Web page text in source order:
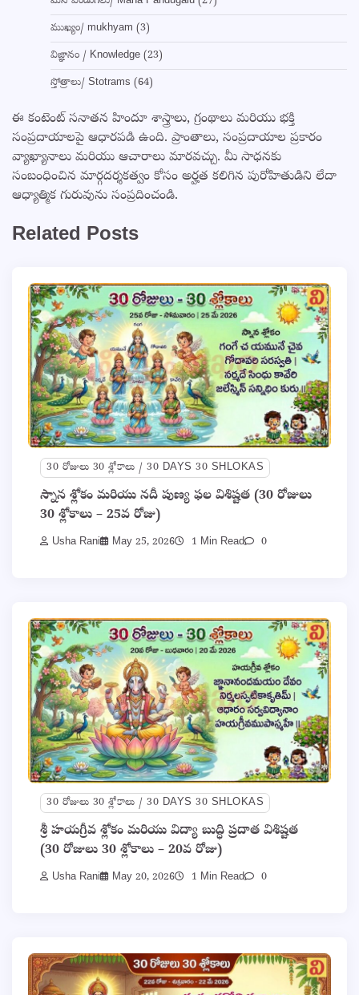
ముఖ్యం/ mukhyam (3)
విజ్ఞానం / Knowledge (23)
స్తోత్రాలు/ Stotrams (64)
ఈ కంటెంట్ సనాతన హిందూ శాస్త్రాలు, గ్రంథాలు మరియు భక్తి
సంప్రదాయాలపై ఆధారపడి ఉంది. ప్రాంతాలు, సంప్రదాయాల ప్రకారం
వ్యాఖ్యానాలు మరియు ఆచారాలు మారవచ్చు. మీ సాధనకు
సంబంధించిన మార్గదర్శకత్వం కోసం అర్హత కలిగిన పురోహితుడిని లేదా
ఆధ్యాత్మిక గురువును సంప్రదించండి.
Related Posts
30 రోజులు 30 శ్లోకాలు / 30 DAYS 30 SHLOKAS
స్నాన శ్లోకం మరియు నదీ పుణ్య ఫల విశిష్టత (30 రోజులు
30 శ్లోకాలు – 25వ రోజు)
Usha Rani May 25, 2026 1 Min Read 0
30 రోజులు 30 శ్లోకాలు / 30 DAYS 30 SHLOKAS
శ్రీ హయగ్రీవ శ్లోకం మరియు విద్యా బుద్ధి ప్రదాత విశిష్టత
(30 రోజులు 30 శ్లోకాలు – 20వ రోజు)
Usha Rani May 20, 2026 1 Min Read 0